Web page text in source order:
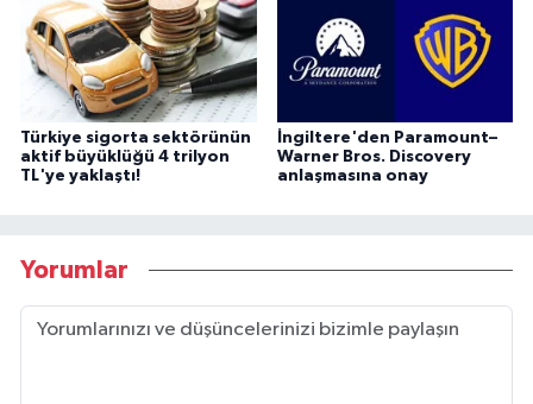
Türkiye sigorta sektörünün
aktif büyüklüğü 4 trilyon
TL'ye yaklaştı!
İngiltere'den Paramount–
Warner Bros. Discovery
anlaşmasına onay
Yorumlar